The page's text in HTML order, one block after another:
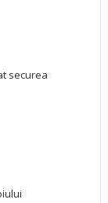
securea